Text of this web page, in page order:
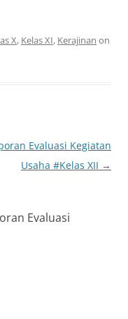
X, Kelas XI, Kerajinan on
Evaluasi Kegiatan
Usaha #Kelas XII →
Evaluasi